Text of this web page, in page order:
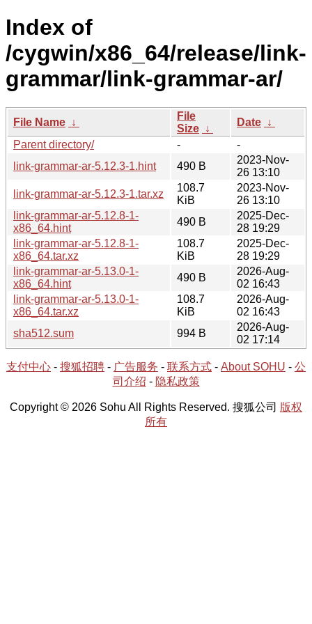
Index of
/cygwin/x86_64/release/link-
grammar/link-grammar-ar/
File Name ↓
File
Size ↓
Date ↓
Parent directory/
-
-
link-grammar-ar-5.12.3-1.hint
490 B
2023-Nov-
26 13:10
link-grammar-ar-5.12.3-1.tar.xz
108.7
KiB
2023-Nov-
26 13:10
link-grammar-ar-5.12.8-1-
x86_64.hint
490 B
2025-Dec-
28 19:29
link-grammar-ar-5.12.8-1-
x86_64.tar.xz
108.7
KiB
2025-Dec-
28 19:29
link-grammar-ar-5.13.0-1-
x86_64.hint
490 B
2026-Aug-
02 16:43
link-grammar-ar-5.13.0-1-
x86_64.tar.xz
108.7
KiB
2026-Aug-
02 16:43
sha512.sum
994 B
2026-Aug-
02 17:14
支付中心 - 搜狐招聘 - 广告服务 - 联系方式 - About SOHU - 公
司介绍 - 隐私政策
Copyright © 2026 Sohu All Rights Reserved. 搜狐公司 版权
所有